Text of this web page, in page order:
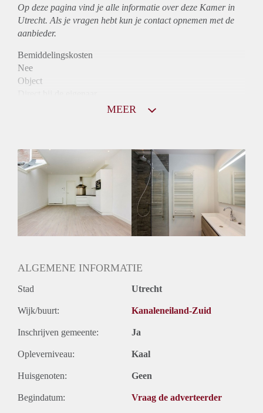
Op deze pagina vind je alle informatie over deze Kamer in
Utrecht. Als je vragen hebt kun je contact opnemen met de
aanbieder.
Bemiddelingskosten
Nee
Object
Huurtoeslag
Niet mogelijk
Huurtermijn
Onbepaalde termijn
Oplevering
MEER
ALGEMENE INFORMATIE
Stad Utrecht
Wijk/buurt: Kanaleneiland-Zuid
Inschrijven gemeente: Ja
Opleverniveau: Kaal
Huisgenoten: Geen
Begindatum: Vraag de adverteerder